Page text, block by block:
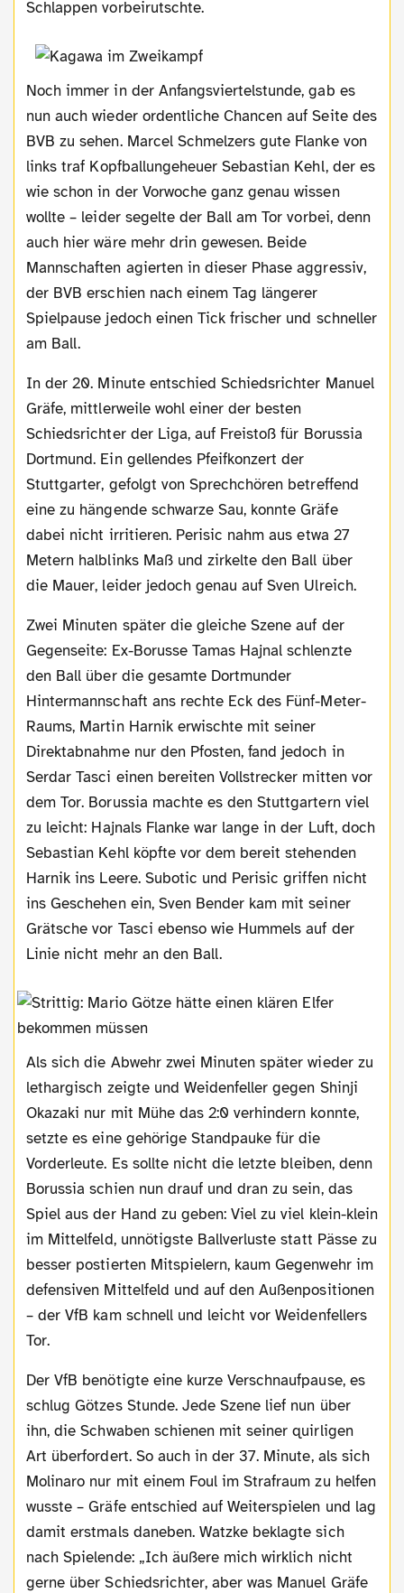
Schlappen vorbeirutschte.
Noch immer in der Anfangsviertelstunde, gab es
nun auch wieder ordentliche Chancen auf Seite des
BVB zu sehen. Marcel Schmelzers gute Flanke von
links traf Kopfballungeheuer Sebastian Kehl, der es
wie schon in der Vorwoche ganz genau wissen
wollte – leider segelte der Ball am Tor vorbei, denn
auch hier wäre mehr drin gewesen. Beide
Mannschaften agierten in dieser Phase aggressiv,
der BVB erschien nach einem Tag längerer
Spielpause jedoch einen Tick frischer und schneller
am Ball.
In der 20. Minute entschied Schiedsrichter Manuel
Gräfe, mittlerweile wohl einer der besten
Schiedsrichter der Liga, auf Freistoß für Borussia
Dortmund. Ein gellendes Pfeifkonzert der
Stuttgarter, gefolgt von Sprechchören betreffend
eine zu hängende schwarze Sau, konnte Gräfe
dabei nicht irritieren. Perisic nahm aus etwa 27
Metern halblinks Maß und zirkelte den Ball über
die Mauer, leider jedoch genau auf Sven Ulreich.
Zwei Minuten später die gleiche Szene auf der
Gegenseite: Ex-Borusse Tamas Hajnal schlenzte
den Ball über die gesamte Dortmunder
Hintermannschaft ans rechte Eck des Fünf-Meter-
Raums, Martin Harnik erwischte mit seiner
Direktabnahme nur den Pfosten, fand jedoch in
Serdar Tasci einen bereiten Vollstrecker mitten vor
dem Tor. Borussia machte es den Stuttgartern viel
zu leicht: Hajnals Flanke war lange in der Luft, doch
Sebastian Kehl köpfte vor dem bereit stehenden
Harnik ins Leere. Subotic und Perisic griffen nicht
ins Geschehen ein, Sven Bender kam mit seiner
Grätsche vor Tasci ebenso wie Hummels auf der
Linie nicht mehr an den Ball.
Als sich die Abwehr zwei Minuten später wieder zu
lethargisch zeigte und Weidenfeller gegen Shinji
Okazaki nur mit Mühe das 2:0 verhindern konnte,
setzte es eine gehörige Standpauke für die
Vorderleute. Es sollte nicht die letzte bleiben, denn
Borussia schien nun drauf und dran zu sein, das
Spiel aus der Hand zu geben: Viel zu viel klein-klein
im Mittelfeld, unnötigste Ballverluste statt Pässe zu
besser postierten Mitspielern, kaum Gegenwehr im
defensiven Mittelfeld und auf den Außenpositionen
– der VfB kam schnell und leicht vor Weidenfellers
Tor.
Der VfB benötigte eine kurze Verschnaufpause, es
schlug Götzes Stunde. Jede Szene lief nun über
ihn, die Schwaben schienen mit seiner quirligen
Art überfordert. So auch in der 37. Minute, als sich
Molinaro nur mit einem Foul im Strafraum zu helfen
wusste – Gräfe entschied auf Weiterspielen und lag
damit erstmals daneben. Watzke beklagte sich
nach Spielende: „Ich äußere mich wirklich nicht
gerne über Schiedsrichter, aber was Manuel Gräfe